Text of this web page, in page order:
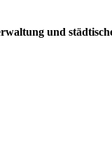
und